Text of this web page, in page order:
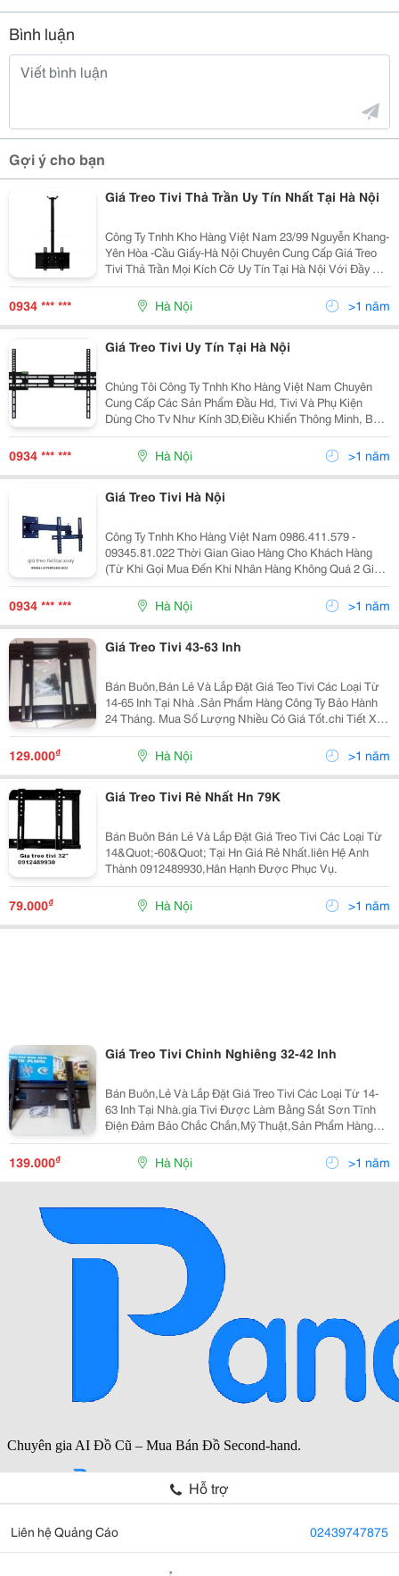
Bình luận
Gợi ý cho bạn
Giá Treo Tivi Thả Trần Uy Tín Nhất Tại Hà Nội
Công Ty Tnhh Kho Hàng Việt Nam 23/99 Nguyễn Khang-
Yên Hòa -Cầu Giấy-Hà Nội Chuyên Cung Cấp Giá Treo
Tivi Thả Trần Mọi Kích Cỡ Uy Tín Tại Hà Nội Với Đầy Đủ
Chủng Loại Cho Tất Cả Các Loại Tivi Màn Hình Từ 24
Inch Đến 75 Inch Của Các Hãng Nh
0934 *** *** Hà Nội >1 năm
Giá Treo Tivi Uy Tín Tại Hà Nội
Chúng Tôi Công Ty Tnhh Kho Hàng Việt Nam Chuyên
Cung Cấp Các Sản Phẩm Đầu Hd, Tivi Và Phụ Kiện
Dùng Cho Tv Như Kính 3D,Điều Khiển Thông Minh, Bàn
Phím Không Dây, Giá Treo Tv...đảm Bảo Hàng Chính
Hãng,Giá Thành Cạnh Tranh Nhất,Chất Lượng Tốt
Nhất. Nhậ
0934 *** *** Hà Nội >1 năm
Giá Treo Tivi Hà Nội
Công Ty Tnhh Kho Hàng Việt Nam 0986.411.579 -
09345.81.022 Thời Gian Giao Hàng Cho Khách Hàng
(Từ Khi Gọi Mua Đến Khi Nhân Hàng Không Quá 2 Giờ)
Thời Gian Làm Việc : Sáng Từ 8H Đến 12H Chiều Từ
13H Đến 18H, Làm Việc Cả T7 Và Cn Các Loạ
0934 *** *** Hà Nội >1 năm
Giá Treo Tivi 43-63 Inh
Bán Buôn,Bán Lẻ Và Lắp Đặt Giá Teo Tivi Các Loại Từ
14-65 Inh Tại Nhà .Sản Phẩm Hàng Công Ty Bảo Hành
24 Tháng. Mua Số Lượng Nhiều Có Giá Tốt.chi Tiết Xin
Liên Hệ Anh Thành Đt: 0912489930 .Hân Hạnh Được
Phục Vụ.
129.000₫ Hà Nội >1 năm
Giá Treo Tivi Rẻ Nhất Hn 79K
Bán Buôn Bán Lẻ Và Lắp Đặt Giá Treo Tivi Các Loại Từ
14&Quot;-60&Quot; Tại Hn Giá Rẻ Nhất.liên Hệ Anh
Thành 0912489930,Hân Hạnh Được Phục Vụ.
79.000₫ Hà Nội >1 năm
Giá Treo Tivi Chỉnh Nghiêng 32-42 Inh
Bán Buôn,Lẻ Và Lắp Đặt Giá Treo Tivi Các Loại Từ 14-
63 Inh Tại Nhà.gía Tivi Được Làm Bằng Sắt Sơn Tĩnh
Điện Đảm Bảo Chắc Chắn,Mỹ Thuật,Sản Phẩm Hàng
Cty Được Bảo Hàng 1 Năm.mua Số Lượng Nhiều Sẽ
Có Giá Tốt.chi Tiết Xin Liên Hệ Anh Thành Đt:
091248993
139.000₫ Hà Nội >1 năm
Hỗ trợ
Liên hệ Quảng Cáo 02439747875